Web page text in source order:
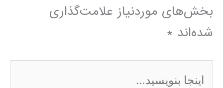
بخش‌های موردنیاز علامت‌گذاری
شده‌اند *
اینجا